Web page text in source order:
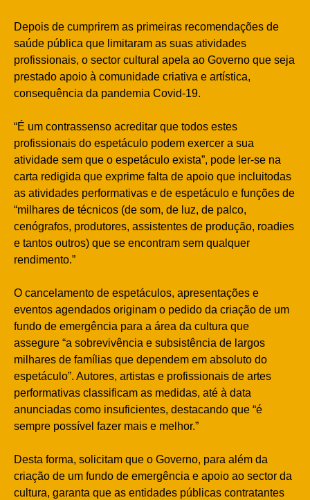
Depois de cumprirem as primeiras recomendações de
saúde pública que limitaram as suas atividades
profissionais, o sector cultural apela ao Governo que seja
prestado apoio à comunidade criativa e artística,
consequência da pandemia Covid-19.
“É um contrassenso acreditar que todos estes
profissionais do espetáculo podem exercer a sua
atividade sem que o espetáculo exista”, pode ler-se na
carta redigida que exprime falta de apoio que incluitodas
as atividades performativas e de espetáculo e funções de
“milhares de técnicos (de som, de luz, de palco,
cenógrafos, produtores, assistentes de produção, roadies
e tantos outros) que se encontram sem qualquer
rendimento.”
O cancelamento de espetáculos, apresentações e
eventos agendados originam o pedido da criação de um
fundo de emergência para a área da cultura que
assegure “a sobrevivência e subsistência de largos
milhares de famílias que dependem em absoluto do
espetáculo”. Autores, artistas e profissionais de artes
performativas classificam as medidas, até à data
anunciadas como insuficientes, destacando que “é
sempre possível fazer mais e melhor.”
Desta forma, solicitam que o Governo, para além da
criação de um fundo de emergência e apoio ao sector da
cultura, garanta que as entidades públicas contratantes